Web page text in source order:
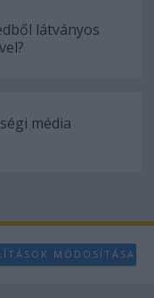
látványos
média
MÓDOSÍTÁSA